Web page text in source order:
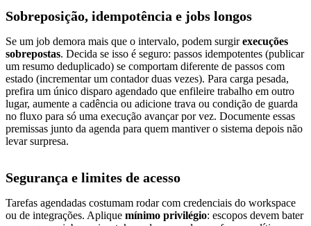
Sobreposição, idempotência e jobs longos
Se um job demora mais que o intervalo, podem surgirexecuções
sobrepostas. Decida se isso é seguro: passos idempotentes (publicar
um resumo deduplicado) se comportam diferente de passos com
estado (incrementar um contador duas vezes). Para carga pesada,
prefira um único disparo agendado que enfileire trabalho em outro
lugar, aumente a cadência ou adicione trava ou condição de guarda
no fluxo para só uma execução avançar por vez. Documente essas
premissas junto da agenda para quem mantiver o sistema depois não
levar surpresa.
Segurança e limites de acesso
Tarefas agendadas costumam rodar com credenciais do workspace
ou de integrações. Aplique mínimo privilégio: escopos devem bater